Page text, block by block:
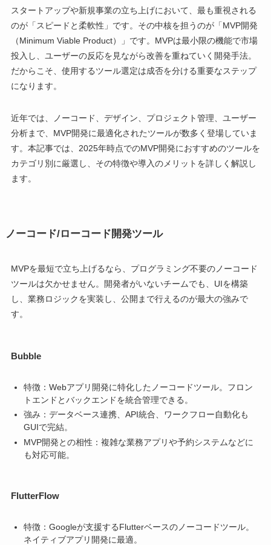
スタートアップや新規事業の立ち上げにおいて、最も重視される
のが「スピードと柔軟性」です。その中核を担うのが「MVP開発
（Minimum Viable Product）」です。MVPは最小限の機能で市場
投入し、ユーザーの反応を見ながら改善を重ねていく開発手法。
だからこそ、使用するツール選定は成否を分ける重要なステップ
になります。
近年では、ノーコード、デザイン、プロジェクト管理、ユーザー
分析まで、MVP開発に最適化されたツールが数多く登場していま
す。本記事では、2025年時点でのMVP開発におすすめのツールを
カテゴリ別に厳選し、その特徴や導入のメリットを詳しく解説し
ます。
ノーコード/ローコード開発ツール
MVPを最短で立ち上げるなら、プログラミング不要のノーコード
ツールは欠かせません。開発者がいないチームでも、UIを構築
し、業務ロジックを実装し、公開まで行えるのが最大の強みで
す。
Bubble
特徴：Webアプリ開発に特化したノーコードツール。フロン
トエンドとバックエンドを統合管理できる。
強み：データベース連携、API統合、ワークフロー自動化も
GUIで完結。
MVP開発との相性：複雑な業務アプリや予約システムなどに
も対応可能。
FlutterFlow
特徴：Googleが支援するFlutterベースのノーコードツール。
ネイティブアプリ開発に最適。